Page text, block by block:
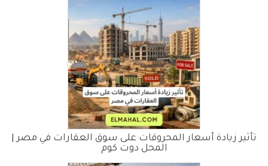
تأثير زيادة أسعار المحروقات على سوق العقارات في مصر |
المحل دوت كوم